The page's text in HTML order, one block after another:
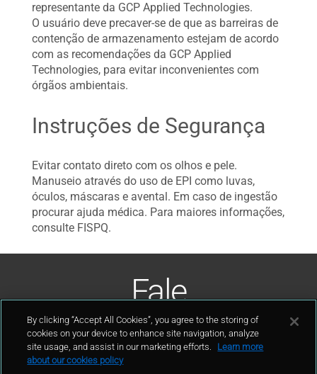
representante da GCP Applied Technologies.
O usuário deve precaver-se de que as barreiras de
contenção de armazenamento estejam de acordo
com as recomendações da GCP Applied
Technologies, para evitar inconvenientes com
órgãos ambientais.
Instruções de Segurança
Evitar contato direto com os olhos e pele.
Manuseio através do uso de EPI como luvas,
óculos, máscaras e avental. Em caso de ingestão
procurar ajuda médica. Para maiores informações,
consulte FISPQ.
Fale
Conosco
By clicking “Accept All Cookies”, you agree to the storing of
cookies on your device to enhance site navigation, analyze
site usage, and assist in our marketing efforts.
Learn more
about our cookies policy